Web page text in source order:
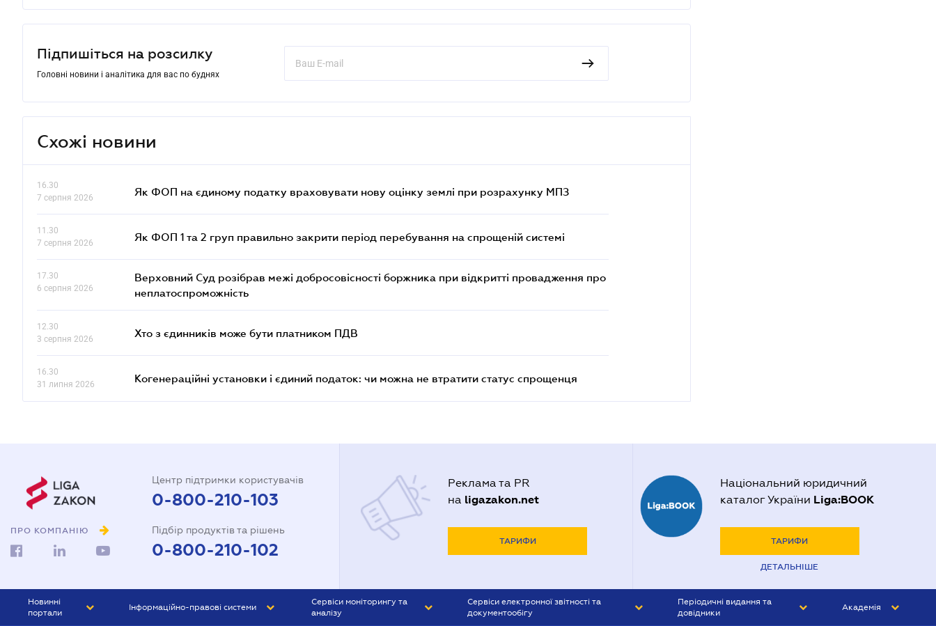
Підпишіться на розсилку
Головні новини і аналітика для вас по буднях
Схожі новини
16.30
7 серпня 2026
Як ФОП на єдиному податку враховувати нову оцінку землі при розрахунку МПЗ
11.30
7 серпня 2026
Як ФОП 1 та 2 груп правильно закрити період перебування на спрощеній системі
17.30
6 серпня 2026
Верховний Суд розібрав межі добросовісності боржника при відкритті провадження про
неплатоспроможність
12.30
3 серпня 2026
Хто з єдинників може бути платником ПДВ
16.30
31 липня 2026
Когенераційні установки і єдиний податок: чи можна не втратити статус спрощенця
ПРО КОМПАНІЮ
Центр підтримки користувачів
0-800-210-103
Підбір продуктів та рішень
0-800-210-102
Реклама та PR
на ligazakon.net
ТАРИФИ
Національний юридичний
каталог України Liga:BOOK
ТАРИФИ
ДЕТАЛЬНІШЕ
Новинні
портали
Інформаційно-правові системи
Сервіси моніторингу та
аналізу
Сервіси електронної звітності та
документообігу
Періодичні видання та
довідники
Академія